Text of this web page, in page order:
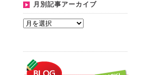
月別記事アーカイブ